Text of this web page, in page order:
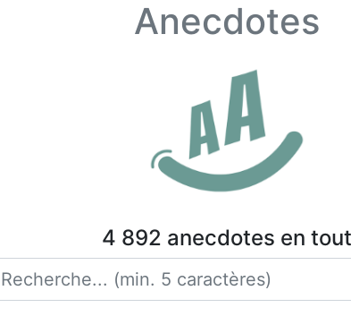
Anecdotes
4 892 anecdotes en tout